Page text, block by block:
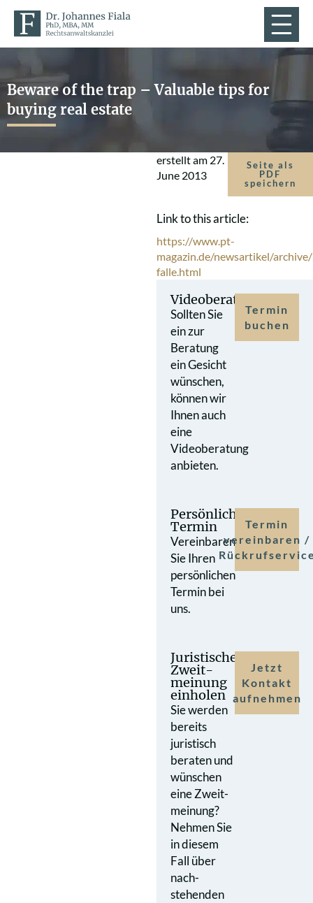
Beware of the trap – Valuable tips for
buying real estate
erstellt am 27.
June 2013
Seite als
PDF
speichern
Link to this article:
https://www.pt-
magazin.de/newsartikel/
falle.html
Videoberatung
Sollten Sie
ein zur
Beratung
ein Gesicht
wünschen,
können wir
Ihnen auch
eine
Videoberatung
anbieten.
Termin
buchen
Persönlicher
Termin
Vereinbaren
Sie Ihren
persönlichen
Termin bei
uns.
Termin
vereinbaren /
Juristische
Zweit­
meinung
einholen
Sie werden
bereits
juristisch
beraten und
wünschen
eine Zweit­
meinung?
Nehmen Sie
in diesem
Fall über
nach­
stehenden
Jetzt
Kontakt
aufnehmen